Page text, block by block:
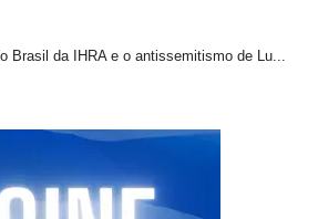
Brasil da IHRA e o antissemitismo de Lu...